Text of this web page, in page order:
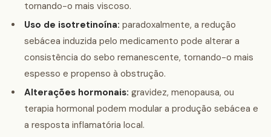
tornando-o mais viscoso.
Uso de isotretinoína: paradoxalmente, a redução
sebácea induzida pelo medicamento pode alterar a
consistência do sebo remanescente, tornando-o mais
espesso e propenso à obstrução.
Alterações hormonais: gravidez, menopausa, ou
terapia hormonal podem modular a produção sebácea e
a resposta inflamatória local.